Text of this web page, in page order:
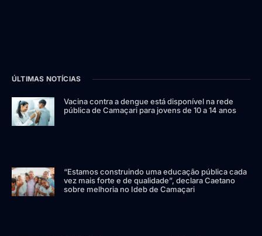
ÚLTIMAS NOTÍCIAS
Vacina contra a dengue está disponível na rede
pública de Camaçari para jovens de 10 a 14 anos
“Estamos construindo uma educação pública cada
vez mais forte e de qualidade”, declara Caetano
sobre melhoria no Ideb de Camaçari